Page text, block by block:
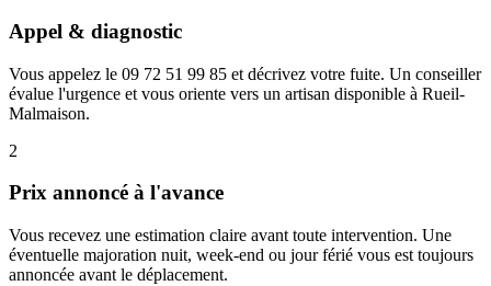
Appel & diagnostic
Vous appelez le 09 72 51 99 85 et décrivez votre fuite. Un conseiller
évalue l'urgence et vous oriente vers un artisan disponible à Rueil-
Malmaison.
2
Prix annoncé à l'avance
Vous recevez une estimation claire avant toute intervention. Une
éventuelle majoration nuit, week-end ou jour férié vous est toujours
annoncée avant le déplacement.